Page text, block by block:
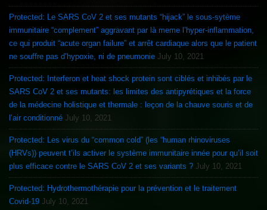
Protected: Le SARS CoV 2 et ses mutants “hijack” le sous-sytème
immunitaire “complement” aggravant par là meme l’hyper-inflammation,
ce qui produit “acute organ failure” et arrêt cardiaque alors que le patient
ne souffre pas d’hypoxie, ni de pneumonie July 10, 2021
Protected: Interferon et heat shock protein sont ciblés et inhibés par le
SARS CoV 2 et ses mutants: les limites des antipyrétiques et la force
de la médecine holistique et thermale : leçon de la chauve souris et de
l’air conditionné July 10, 2021
Protected: Les virus du “common cold” (les “human rhinoviruses
(HRVs)) peuvent t’ils activer le système immunitaire innée pour qu’il soit
plus efficace contre le SARS CoV 2 et ses variants ? July 10, 2021
Protected: Hydrothermothérapie pour la prévention et le traitement
Covid-19 July 10, 2021